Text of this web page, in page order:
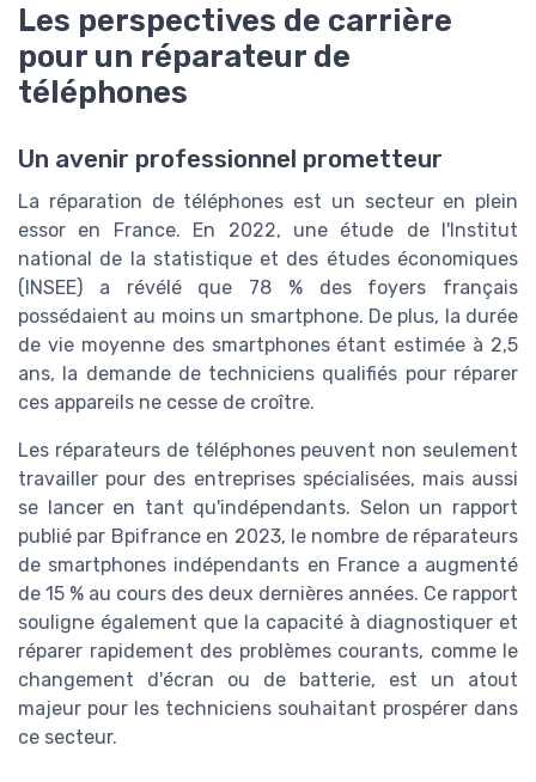
Les perspectives de carrière
pour un réparateur de
téléphones
Un avenir professionnel prometteur
La réparation de téléphones est un secteur en plein
essor en France. En 2022, une étude de l'Institut
national de la statistique et des études économiques
(INSEE) a révélé que 78 % des foyers français
possédaient au moins un smartphone. De plus, la durée
de vie moyenne des smartphones étant estimée à 2,5
ans, la demande de techniciens qualifiés pour réparer
ces appareils ne cesse de croître.
Les réparateurs de téléphones peuvent non seulement
travailler pour des entreprises spécialisées, mais aussi
se lancer en tant qu'indépendants. Selon un rapport
publié par Bpifrance en 2023, le nombre de réparateurs
de smartphones indépendants en France a augmenté
de 15 % au cours des deux dernières années. Ce rapport
souligne également que la capacité à diagnostiquer et
réparer rapidement des problèmes courants, comme le
changement d'écran ou de batterie, est un atout
majeur pour les techniciens souhaitant prospérer dans
ce secteur.